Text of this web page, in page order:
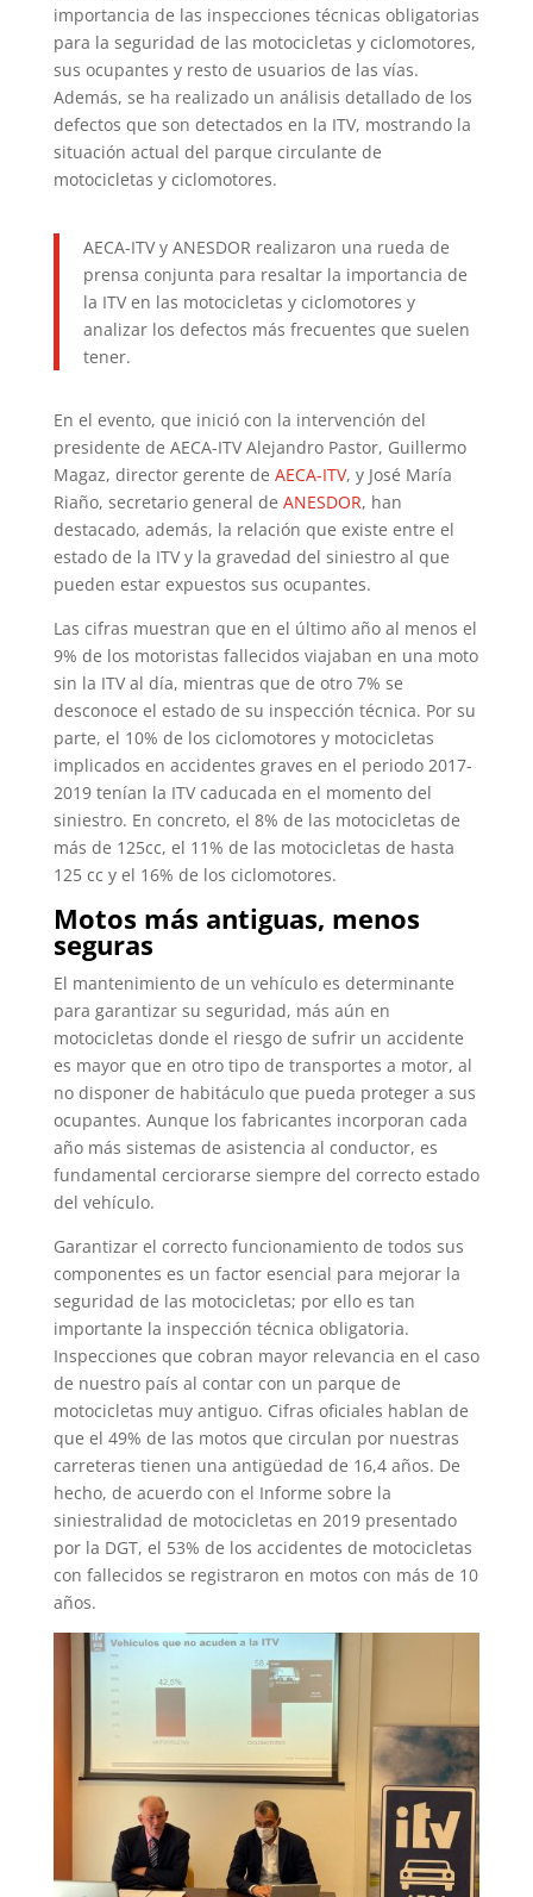
importancia de las inspecciones técnicas obligatorias
para la seguridad de las motocicletas y ciclomotores,
sus ocupantes y resto de usuarios de las vías.
Además, se ha realizado un análisis detallado de los
defectos que son detectados en la ITV, mostrando la
situación actual del parque circulante de
motocicletas y ciclomotores.
AECA-ITV y ANESDOR realizaron una rueda de
prensa conjunta para resaltar la importancia de
la ITV en las motocicletas y ciclomotores y
analizar los defectos más frecuentes que suelen
tener.
En el evento, que inició con la intervención del
presidente de AECA-ITV Alejandro Pastor, Guillermo
Magaz, director gerente de AECA-ITV, y José María
Riaño, secretario general de ANESDOR, han
destacado, además, la relación que existe entre el
estado de la ITV y la gravedad del siniestro al que
pueden estar expuestos sus ocupantes.
Las cifras muestran que en el último año al menos el
9% de los motoristas fallecidos viajaban en una moto
sin la ITV al día, mientras que de otro 7% se
desconoce el estado de su inspección técnica. Por su
parte, el 10% de los ciclomotores y motocicletas
implicados en accidentes graves en el periodo 2017-
2019 tenían la ITV caducada en el momento del
siniestro. En concreto, el 8% de las motocicletas de
más de 125cc, el 11% de las motocicletas de hasta
125 cc y el 16% de los ciclomotores.
Motos más antiguas, menos
seguras
El mantenimiento de un vehículo es determinante
para garantizar su seguridad, más aún en
motocicletas donde el riesgo de sufrir un accidente
es mayor que en otro tipo de transportes a motor, al
no disponer de habitáculo que pueda proteger a sus
ocupantes. Aunque los fabricantes incorporan cada
año más sistemas de asistencia al conductor, es
fundamental cerciorarse siempre del correcto estado
del vehículo.
Garantizar el correcto funcionamiento de todos sus
componentes es un factor esencial para mejorar la
seguridad de las motocicletas; por ello es tan
importante la inspección técnica obligatoria.
Inspecciones que cobran mayor relevancia en el caso
de nuestro país al contar con un parque de
motocicletas muy antiguo. Cifras oficiales hablan de
que el 49% de las motos que circulan por nuestras
carreteras tienen una antigüedad de 16,4 años. De
hecho, de acuerdo con el Informe sobre la
siniestralidad de motocicletas en 2019 presentado
por la DGT, el 53% de los accidentes de motocicletas
con fallecidos se registraron en motos con más de 10
años.